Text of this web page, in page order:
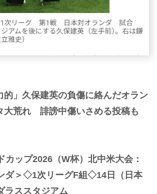
的」久保建英の負傷に絡んだオラン
大荒れ 誹謗中傷いさめる投稿も
カップ2026（W杯）北中米大会：
ダ＞◇1次リーグF組◇14日（日本
ラススタジアム